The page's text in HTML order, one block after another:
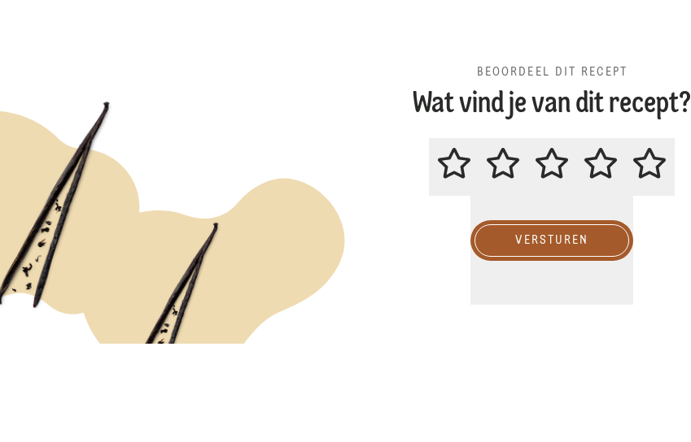
BEOORDEEL DIT RECEPT
Wat vind je van dit recept?
BEOORDEEL DIT RECEPT
VERSTUREN